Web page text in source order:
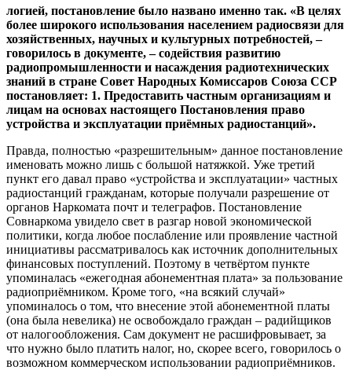
логией, постановление было названо именно так. «В целях
более широкого использования населением радиосвязи для
хозяйственных, научных и культурных потребностей, –
говорилось в документе, – содействия развитию
радиопромышленности и насаждения радиотехнических
знаний в стране Совет Народных Комиссаров Союза ССР
постановляет: 1. Предоставить частным организациям и
лицам на основах настоящего Постановления право
устройства и эксплуатации приёмных радиостанций».
Правда, полностью «разрешительным» данное постановление
именовать можно лишь с большой натяжкой. Уже третий
пункт его давал право «устройства и эксплуатации» частных
радиостанций гражданам, которые получали разрешение от
органов Наркомата почт и телеграфов. Постановление
Совнаркома увидело свет в разгар новой экономической
политики, когда любое послабление или проявление частной
инициативы рассматривалось как источник дополнительных
финансовых поступлений. Поэтому в четвёртом пункте
упоминалась «ежегодная абонементная плата» за пользование
радиоприёмником. Кроме того, «на всякий случай»
упоминалось о том, что внесение этой абонементной платы
(она была невелика) не освобождало граждан – радийщиков
от налогообложения. Сам документ не расшифровывает, за
что нужно было платить налог, но, скорее всего, говорилось о
возможном коммерческом использовании радиоприёмников.